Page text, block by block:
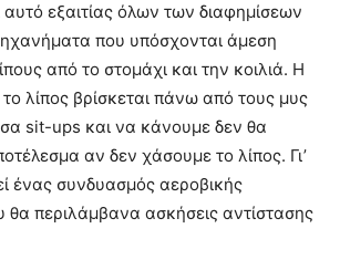
αυτό εξαιτίας όλων των διαφημίσεων
που υπόσχονται άμεση
από το στομάχι και την κοιλιά. Η
το λίπος βρίσκεται πάνω από τους μυς
sit-ups και να κάνουμε δεν θα
αν δεν χάσουμε το λίπος. Γι’
ένας συνδυασμός αεροβικής
θα περιλάμβανα ασκήσεις αντίστασης